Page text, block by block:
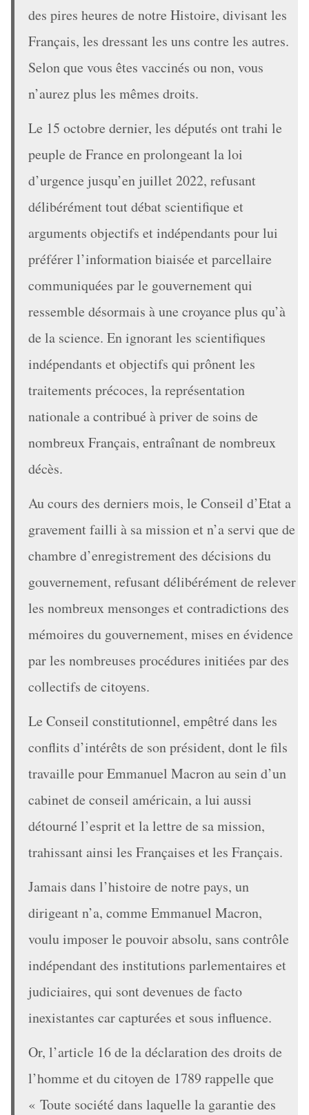
des pires heures de notre Histoire, divisant les
Français, les dressant les uns contre les autres.
Selon que vous êtes vaccinés ou non, vous
n’aurez plus les mêmes droits.
Le 15 octobre dernier, les députés ont trahi le
peuple de France en prolongeant la loi
d’urgence jusqu’en juillet 2022, refusant
délibérément tout débat scientifique et
arguments objectifs et indépendants pour lui
préférer l’information biaisée et parcellaire
communiquées par le gouvernement qui
ressemble désormais à une croyance plus qu’à
de la science. En ignorant les scientifiques
indépendants et objectifs qui prônent les
traitements précoces, la représentation
nationale a contribué à priver de soins de
nombreux Français, entraînant de nombreux
décès.
Au cours des derniers mois, le Conseil d’Etat a
gravement failli à sa mission et n’a servi que de
chambre d’enregistrement des décisions du
gouvernement, refusant délibérément de relever
les nombreux mensonges et contradictions des
mémoires du gouvernement, mises en évidence
par les nombreuses procédures initiées par des
collectifs de citoyens.
Le Conseil constitutionnel, empêtré dans les
conflits d’intérêts de son président, dont le fils
travaille pour Emmanuel Macron au sein d’un
cabinet de conseil américain, a lui aussi
détourné l’esprit et la lettre de sa mission,
trahissant ainsi les Françaises et les Français.
Jamais dans l’histoire de notre pays, un
dirigeant n’a, comme Emmanuel Macron,
voulu imposer le pouvoir absolu, sans contrôle
indépendant des institutions parlementaires et
judiciaires, qui sont devenues de facto
inexistantes car capturées et sous influence.
Or, l’article 16 de la déclaration des droits de
l’homme et du citoyen de 1789 rappelle que
« Toute société dans laquelle la garantie des